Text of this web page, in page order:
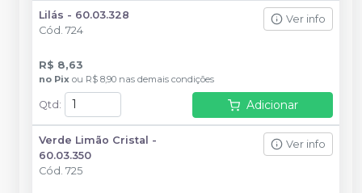
Lilás - 60.03.328
Cód. 724
Ver info
R$ 8,63
no Pix ou R$ 8,90 nas demais condições
Qtd : Adicionar
Verde Limão Cristal -
60.03.350
Cód. 725
Ver info